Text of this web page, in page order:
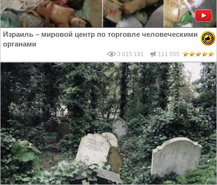
Израиль – мировой центр по торговле человеческими
органами
3 015 191 111 055